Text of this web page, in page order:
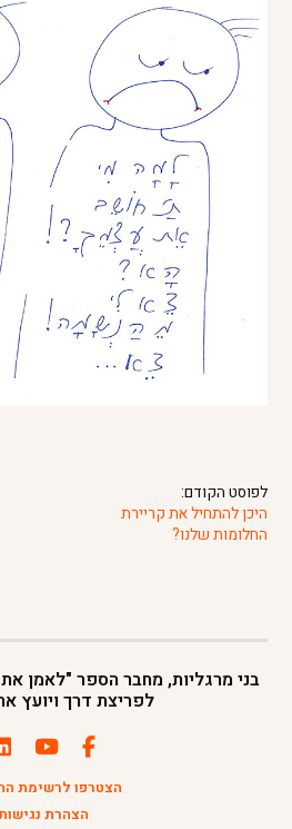
לפוסט הקודם:
היכן להתחיל את קריירת
החלומות שלנו?
בני מרגליות, מחבר הספר "לאמן
לפריצת דרך ויועץ
הצטרפו לרשימת
הצהרת